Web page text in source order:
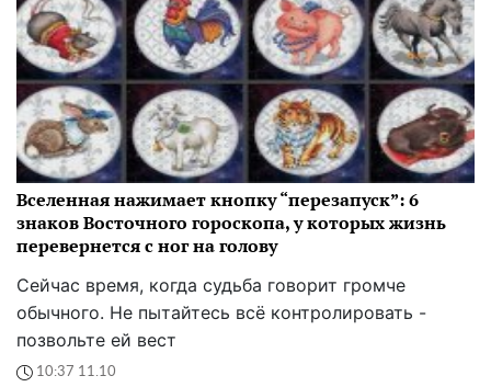
Вселенная нажимает кнопку “перезапуск”: 6
знаков Восточного гороскопа, у которых жизнь
перевернется с ног на голову
Сейчас время, когда судьба говорит громче
обычного. Не пытайтесь всё контролировать -
позвольте ей вест
10:37 11.10